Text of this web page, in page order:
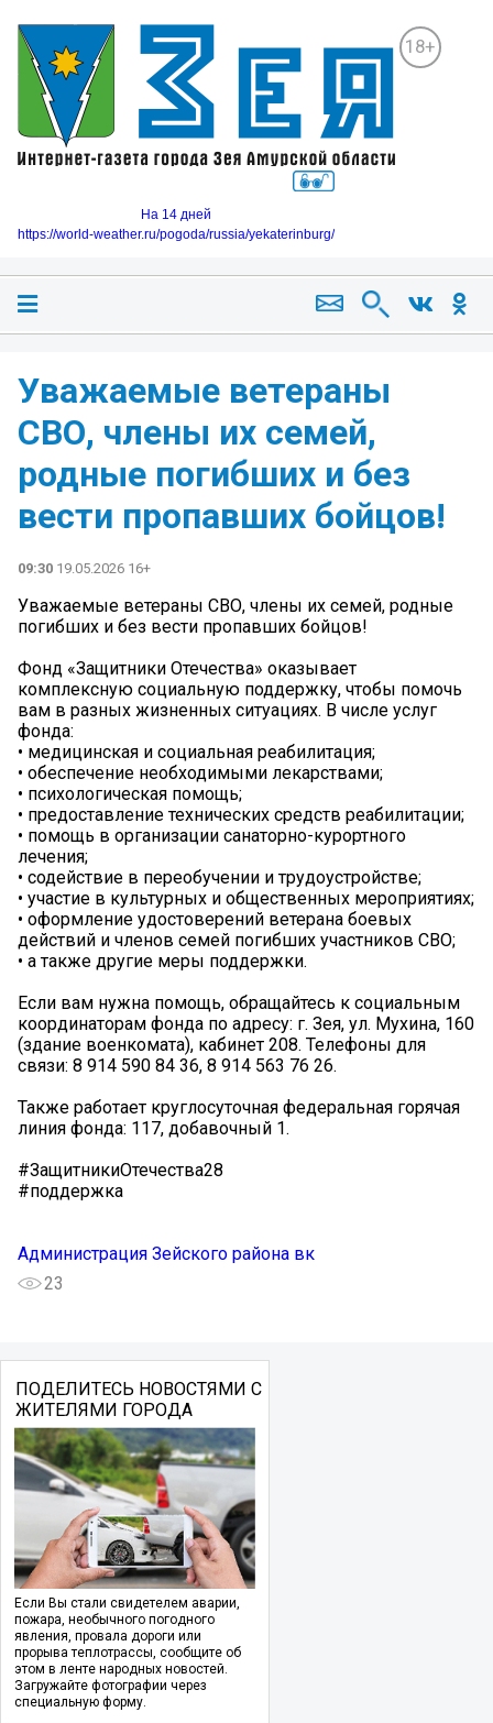
18+
На 14 дней
https://world-weather.ru/pogoda/russia/yekaterinburg/
Уважаемые ветераны
СВО, члены их семей,
родные погибших и без
вести пропавших бойцов!
09:30 19.05.2026 16+
Уважаемые ветераны СВО, члены их семей, родные
погибших и без вести пропавших бойцов!
Фонд «Защитники Отечества» оказывает
комплексную социальную поддержку, чтобы помочь
вам в разных жизненных ситуациях. В числе услуг
фонда:
• медицинская и социальная реабилитация;
• обеспечение необходимыми лекарствами;
• психологическая помощь;
• предоставление технических средств реабилитации;
• помощь в организации санаторно-курортного
лечения;
• содействие в переобучении и трудоустройстве;
• участие в культурных и общественных мероприятиях;
• оформление удостоверений ветерана боевых
действий и членов семей погибших участников СВО;
• а также другие меры поддержки.
Если вам нужна помощь, обращайтесь к социальным
координаторам фонда по адресу: г. Зея, ул. Мухина, 160
(здание военкомата), кабинет 208. Телефоны для
связи: 8 914 590 84 36, 8 914 563 76 26.
Также работает круглосуточная федеральная горячая
линия фонда: 117, добавочный 1.
#ЗащитникиОтечества28
#поддержка
Администрация Зейского района вк
23
ПОДЕЛИТЕСЬ НОВОСТЯМИ С
ЖИТЕЛЯМИ ГОРОДА
Если Вы стали свидетелем аварии,
пожара, необычного погодного
явления, провала дороги или
прорыва теплотрассы, сообщите об
этом в ленте народных новостей.
Загружайте фотографии через
специальную форму.